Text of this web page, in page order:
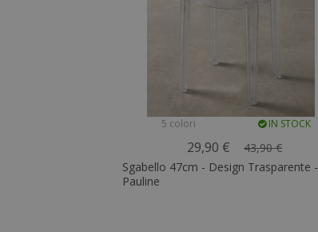
5 colori IN STOCK
29,90 €
43,90 €
Sgabello 47cm - Design Trasparente -
Pauline